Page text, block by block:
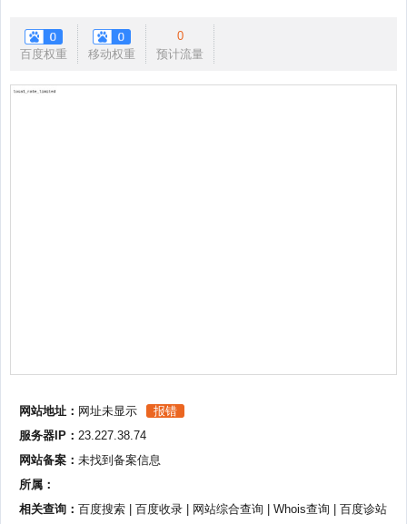
百度权重 移动权重
0
预计流量
网站地址： 网址未显示
报错
服务器IP： 23.227.38.74
网站备案： 未找到备案信息
所属：
相关查询： 百度搜索 百度收录 网站综合查询 Whois查询 百度诊站